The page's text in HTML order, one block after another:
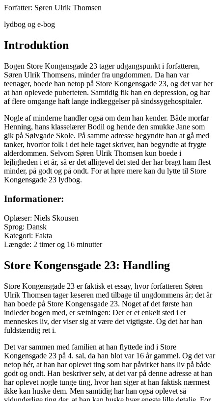
Forfatter: Søren Ulrik Thomsen
lydbog og e-bog
Introduktion
Bogen Store Kongensgade 23 tager udgangspunkt i forfatteren,
Søren Ulrik Thomsens, minder fra ungdommen. Da han var
teenager, boede han netop på Store Kongensgade 23, og det var her
at han oplevede puberteten. Samtidig fik han en depression, og har
af flere omgange haft lange indlæggelser på sindssygehospitaler.
Nogle af minderne handler også om dem han kender. Både morfar
Henning, hans klasselærer Bodil og hende den smukke Jane som
gik på Sølvgade Skole. På samme adresse begyndte han at gå med
tanker, hvorfor folk i det hele taget skriver, han begyndte at frygte
alderdommen. Selvom Søren Ulrik Thomsen kun boede i
lejligheden i et år, så er det alligevel det sted der har bragt ham flest
minder, på godt og på ondt. For at høre mere kan du lytte til Store
Kongensgade 23 lydbog.
Informationer:
Oplæser: Niels Skousen
Sprog: Dansk
Kategori: Fakta
Længde: 2 timer og 16 minutter
Store Kongensgade 23: Handling
Store Kongensgade 23 er faktisk et essay, hvor forfatteren Søren
Ulrik Thomsen tager læseren med tilbage til ungdommens år; det år
han boede på Store Kongensgade 23. Noget af det første han
indleder bogen med, er sætningen: Der er et enkelt sted i et
menneskes liv, der viser sig at være det vigtigste. Og det har han
fuldstændig ret i.
Det var sammen med familien at han flyttede ind i Store
Kongensgade 23 på 4. sal, da han blot var 16 år gammel. Og det var
netop hér, at han har oplevet ting som har påvirket hans liv på både
godt og ondt. Han beskriver selv, at det var på denne adresse at han
har oplevet nogle tunge ting, hvor han siger at han faktisk nærmest
ikke kan huske dem. Men samtidig har han også oplevet så